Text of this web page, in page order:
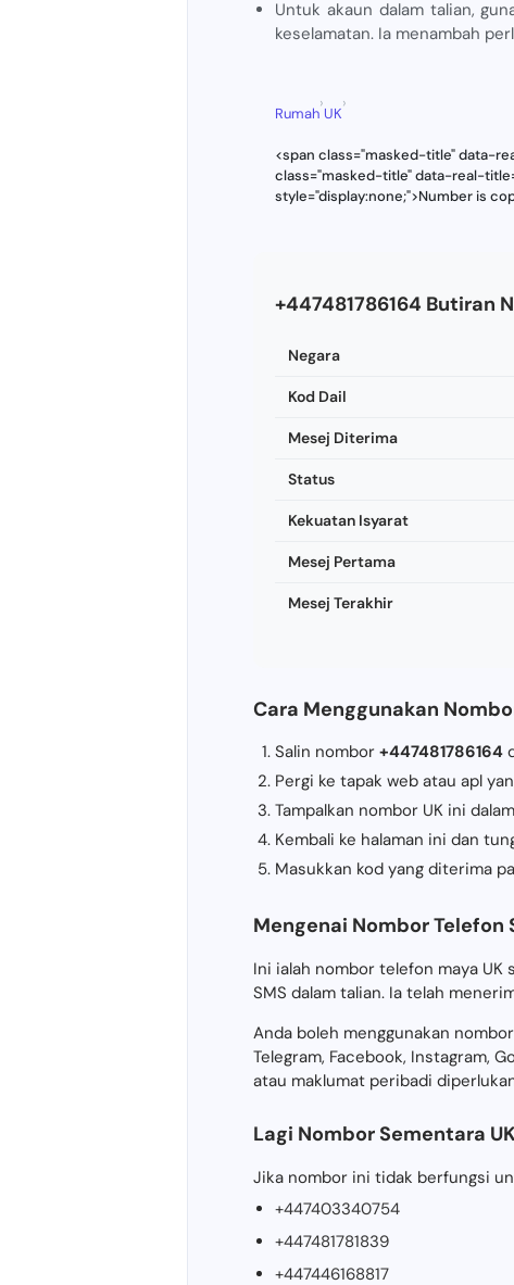
Untuk akaun dalam talian,
keselamatan. Ia menambah
Rumah
›
UK
›
<span class="masked-title" data-
class="masked-title" data-real-
style="display:none;">Number is
+447481786164 Butiran
Negara
Kod Dail
Mesej Diterima
Status
Kekuatan Isyarat
Mesej Pertama
Mesej Terakhir
Cara Menggunakan
Salin nombor +447481786164
Pergi ke tapak web atau apl
Tampalkan nombor UK ini
Kembali ke halaman ini dan
Masukkan kod yang diterima
Mengenai Nombor Telefon
Ini ialah nombor telefon maya UK
SMS dalam talian. Ia telah
Anda boleh menggunakan
Telegram, Facebook, Instagram,
atau maklumat peribadi
Lagi Nombor Sementara UK
Jika nombor ini tidak berfungsi
+447403340754
+447481781839
+447446168817